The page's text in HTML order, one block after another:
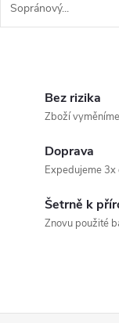
Sopránový...
Bez rizika
Zboží
Doprava
Expedujeme 3x
Šetrně k
Znovu použité